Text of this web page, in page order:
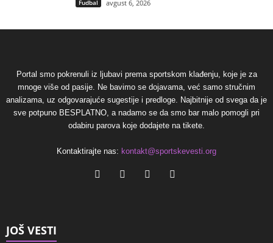
Fudbal avgust 6, 2026
Portal smo pokrenuli iz ljubavi prema sportskom klađenju, koje je za
mnoge više od pasije. Ne bavimo se dojavama, već samo stručnim
analizama, uz odgovarajuće sugestije i predloge. Najbitnije od svega da je
sve potpuno BESPLATNO, a nadamo se da smo bar malo pomogli pri
odabiru parova koje dodajete na tikete.
Kontaktirajte nas: kontakt@sportskevesti.org
JOŠ VESTI